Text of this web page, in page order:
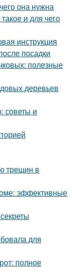
она нужна
и для чего
инструкция
посадки
полезные
деревьев
советы и
трещин в
эффективные
для
полное